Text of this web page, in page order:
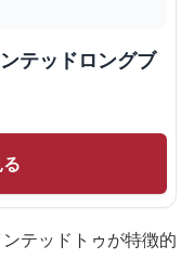
テッドロングブ
テッドトゥが特徴的